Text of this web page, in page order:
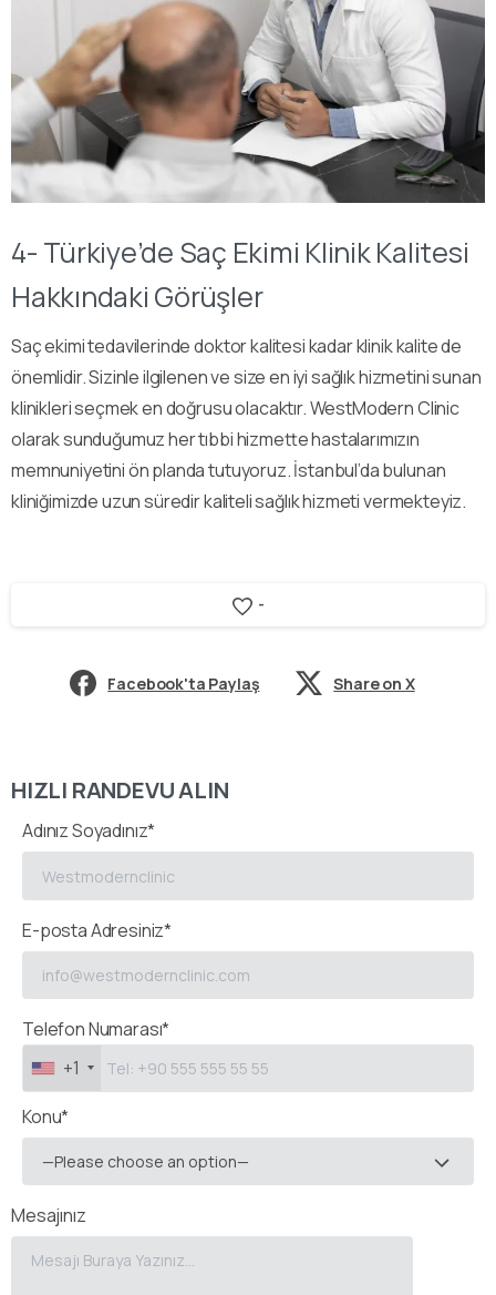
4- Türkiye’de Saç Ekimi Klinik Kalitesi
Hakkındaki Görüşler
Saç ekimi tedavilerinde doktor kalitesi kadar klinik kalite de
önemlidir. Sizinle ilgilenen ve size en iyi sağlık hizmetini sunan
klinikleri seçmek en doğrusu olacaktır. WestModern Clinic
olarak sunduğumuz her tıbbi hizmette hastalarımızın
memnuniyetini ön planda tutuyoruz. İstanbul’da bulunan
kliniğimizde uzun süredir kaliteli sağlık hizmeti vermekteyiz.
-
Facebook'ta Paylaş Share on X
HIZLI RANDEVU ALIN
Adınız Soyadınız*
E-posta Adresiniz*
Telefon Numarası*
+1
Konu*
—Please choose an option—
Mesajınız